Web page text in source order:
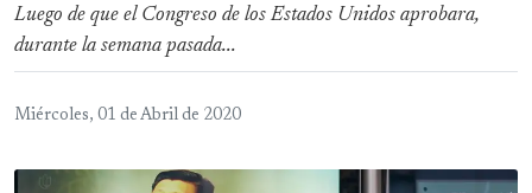
Luego de que el Congreso de los Estados Unidos aprobara,
durante la semana pasada...
Miércoles, 01 de Abril de 2020